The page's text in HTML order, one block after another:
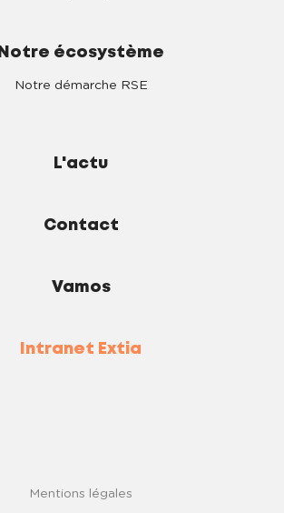
Notre écosystème
Notre démarche RSE
L'actu
Contact
Vamos
Intranet Extia
Mentions légales